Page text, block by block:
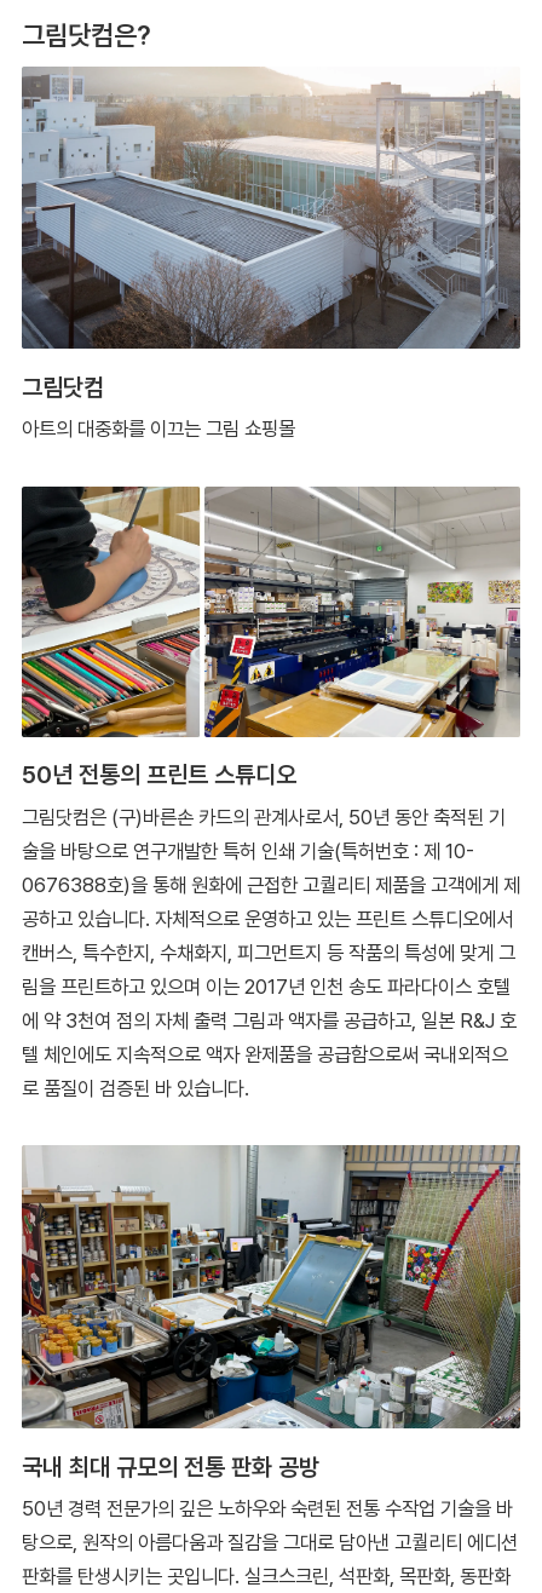
그림닷컴은?
그림닷컴
아트의 대중화를 이끄는 그림 쇼핑몰
50년 전통의 프린트 스튜디오
그림닷컴은 (구)바른손 카드의 관계사로서, 50년 동안 축적된 기
술을 바탕으로 연구개발한 특허 인쇄 기술(특허번호 : 제 10-
0676388호)을 통해 원화에 근접한 고퀄리티 제품을 고객에게 제
공하고 있습니다. 자체적으로 운영하고 있는 프린트 스튜디오에서
캔버스, 특수한지, 수채화지, 피그먼트지 등 작품의 특성에 맞게 그
림을 프린트하고 있으며 이는 2017년 인천 송도 파라다이스 호텔
에 약 3천여 점의 자체 출력 그림과 액자를 공급하고, 일본 R&J 호
텔 체인에도 지속적으로 액자 완제품을 공급함으로써 국내외적으
로 품질이 검증된 바 있습니다.
국내 최대 규모의 전통 판화 공방
50년 경력 전문가의 깊은 노하우와 숙련된 전통 수작업 기술을 바
탕으로, 원작의 아름다움과 질감을 그대로 담아낸 고퀄리티 에디션
판화를 탄생시키는 곳입니다. 실크스크린, 석판화, 목판화, 동판화